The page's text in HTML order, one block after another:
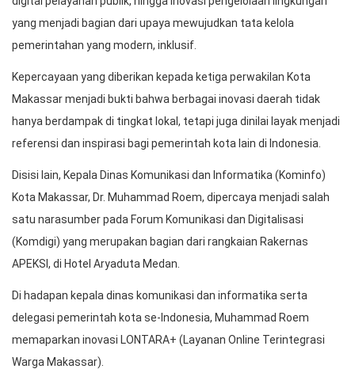
yang menjadi bagian dari upaya mewujudkan tata kelola
pemerintahan yang modern, inklusif.
Kepercayaan yang diberikan kepada ketiga perwakilan Kota
Makassar menjadi bukti bahwa berbagai inovasi daerah tidak
hanya berdampak di tingkat lokal, tetapi juga dinilai layak menjadi
referensi dan inspirasi bagi pemerintah kota lain di Indonesia.
Disisi lain, Kepala Dinas Komunikasi dan Informatika (Kominfo)
Kota Makassar, Dr. Muhammad Roem, dipercaya menjadi salah
satu narasumber pada Forum Komunikasi dan Digitalisasi
(Komdigi) yang merupakan bagian dari rangkaian Rakernas
APEKSI, di Hotel Aryaduta Medan.
Di hadapan kepala dinas komunikasi dan informatika serta
delegasi pemerintah kota se-Indonesia, Muhammad Roem
memaparkan inovasi LONTARA+ (Layanan Online Terintegrasi
Warga Makassar).